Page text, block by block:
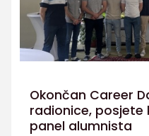
Okončan Career
radionice, posjete
panel alumnista